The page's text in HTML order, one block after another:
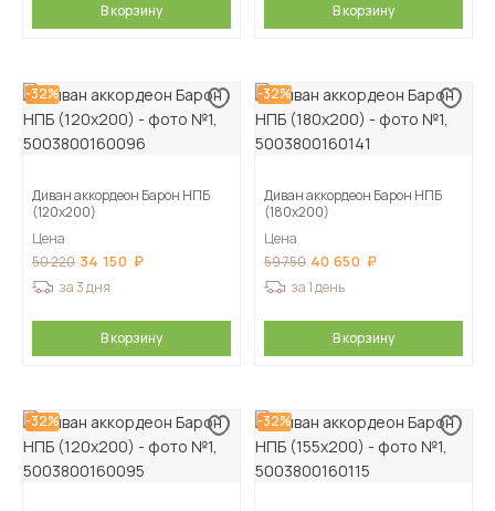
В корзину В корзину
-32%
Диван аккордеон Барон НПБ
(120х200)
Цена
50 220 34 150
за 3 дня
В корзину
-32%
Диван аккордеон Барон НПБ
(180х200)
Цена
59 750 40 650
за 1 день
В корзину
-32% -32%